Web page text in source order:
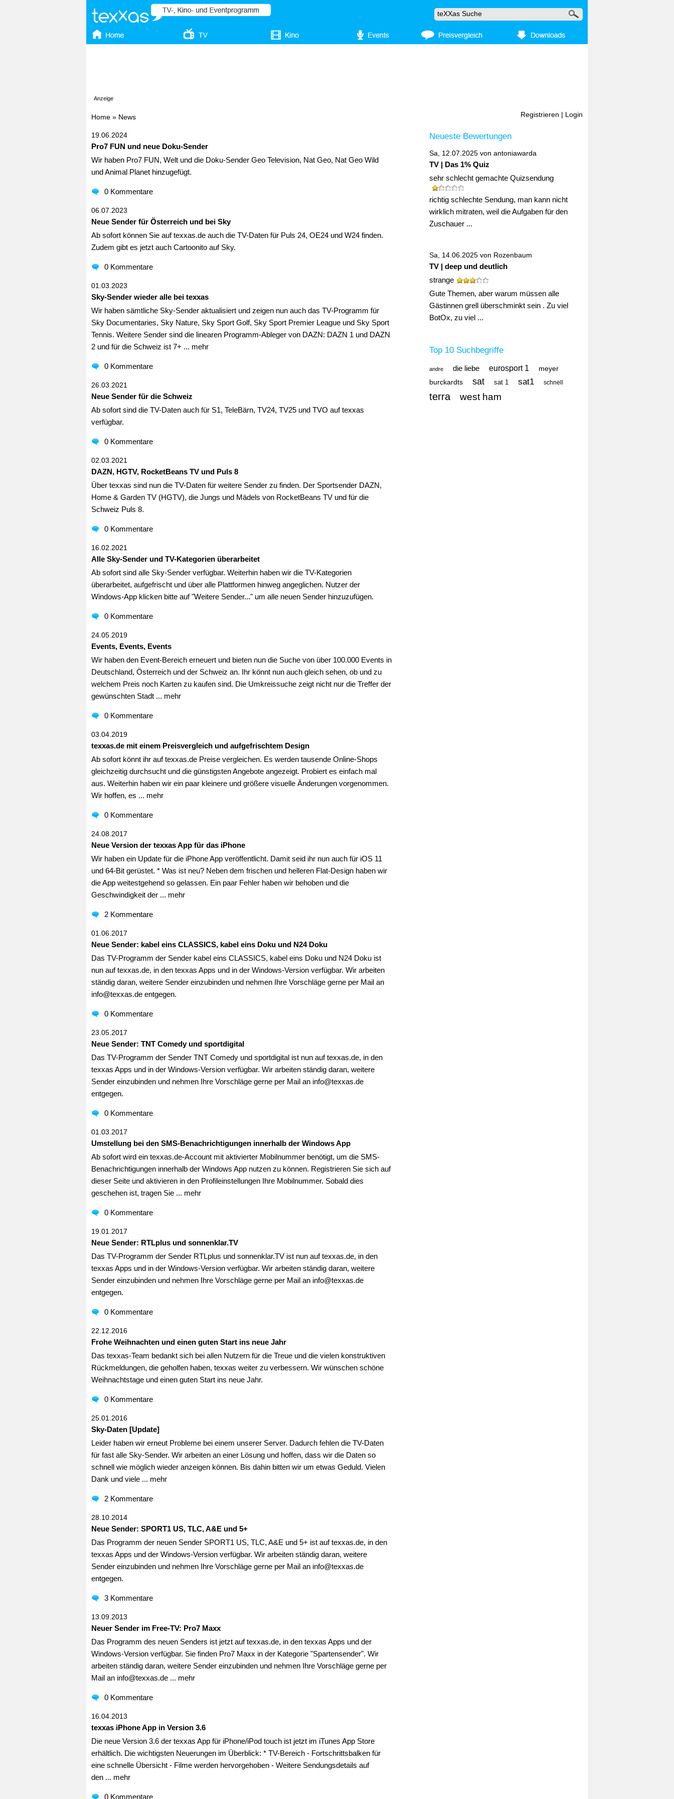
Anzeige
Home » News Registrieren Login
19.06.2024
Pro7 FUN und neue Doku-Sender
Wir haben Pro7 FUN, Welt und die Doku-Sender Geo Television, Nat Geo, Nat Geo Wild
und Animal Planet hinzugefügt.
0 Kommentare
06.07.2023
Neue Sender für Österreich und bei Sky
Ab sofort können Sie auf texxas.de auch die TV-Daten für Puls 24, OE24 und W24 finden.
Zudem gibt es jetzt auch Cartoonito auf Sky.
0 Kommentare
01.03.2023
Sky-Sender wieder alle bei texxas
Wir haben sämtliche Sky-Sender aktualisiert und zeigen nun auch das TV-Programm für
Sky Documentaries, Sky Nature, Sky Sport Golf, Sky Sport Premier League und Sky Sport
Tennis. Weitere Sender sind die linearen Programm-Ableger von DAZN: DAZN 1 und DAZN
2 und für die Schweiz ist 7+ ... mehr
0 Kommentare
26.03.2021
Neue Sender für die Schweiz
Ab sofort sind die TV-Daten auch für S1, TeleBärn, TV24, TV25 und TVO auf texxas
verfügbar.
0 Kommentare
02.03.2021
DAZN, HGTV, RocketBeans TV und Puls 8
Über texxas sind nun die TV-Daten für weitere Sender zu finden. Der Sportsender DAZN,
Home & Garden TV (HGTV), die Jungs und Mädels von RocketBeans TV und für die
Schweiz Puls 8.
0 Kommentare
16.02.2021
Alle Sky-Sender und TV-Kategorien überarbeitet
Ab sofort sind alle Sky-Sender verfügbar. Weiterhin haben wir die TV-Kategorien
überarbeitet, aufgefrischt und über alle Plattformen hinweg angeglichen. Nutzer der
Windows-App klicken bitte auf "Weitere Sender..." um alle neuen Sender hinzuzufügen.
0 Kommentare
24.05.2019
Events, Events, Events
Wir haben den Event-Bereich erneuert und bieten nun die Suche von über 100.000 Events in
Deutschland, Österreich und der Schweiz an. Ihr könnt nun auch gleich sehen, ob und zu
welchem Preis noch Karten zu kaufen sind. Die Umkreissuche zeigt nicht nur die Treffer der
gewünschten Stadt ... mehr
0 Kommentare
03.04.2019
texxas.de mit einem Preisvergleich und aufgefrischtem Design
Ab sofort könnt ihr auf texxas.de Preise vergleichen. Es werden tausende Online-Shops
gleichzeitig durchsucht und die günstigsten Angebote angezeigt. Probiert es einfach mal
aus. Weiterhin haben wir ein paar kleinere und größere visuelle Änderungen vorgenommen.
Wir hoffen, es ... mehr
0 Kommentare
24.08.2017
Neue Version der texxas App für das iPhone
Wir haben ein Update für die iPhone App veröffentlicht. Damit seid ihr nun auch für iOS 11
und 64-Bit gerüstet. * Was ist neu? Neben dem frischen und helleren Flat-Design haben wir
die App weitestgehend so gelassen. Ein paar Fehler haben wir behoben und die
Geschwindigkeit der ... mehr
2 Kommentare
01.06.2017
Neue Sender: kabel eins CLASSICS, kabel eins Doku und N24 Doku
Das TV-Programm der Sender kabel eins CLASSICS, kabel eins Doku und N24 Doku ist
nun auf texxas.de, in den texxas Apps und in der Windows-Version verfügbar. Wir arbeiten
ständig daran, weitere Sender einzubinden und nehmen Ihre Vorschläge gerne per Mail an
info@texxas.de entgegen.
0 Kommentare
23.05.2017
Neue Sender: TNT Comedy und sportdigital
Das TV-Programm der Sender TNT Comedy und sportdigital ist nun auf texxas.de, in den
texxas Apps und in der Windows-Version verfügbar. Wir arbeiten ständig daran, weitere
Sender einzubinden und nehmen Ihre Vorschläge gerne per Mail an info@texxas.de
entgegen.
0 Kommentare
01.03.2017
Umstellung bei den SMS-Benachrichtigungen innerhalb der Windows App
Ab sofort wird ein texxas.de-Account mit aktivierter Mobilnummer benötigt, um die SMS-
Benachrichtigungen innerhalb der Windows App nutzen zu können. Registrieren Sie sich auf
dieser Seite und aktivieren in den Profileinstellungen Ihre Mobilnummer. Sobald dies
geschehen ist, tragen Sie ... mehr
0 Kommentare
19.01.2017
Neue Sender: RTLplus und sonnenklar.TV
Das TV-Programm der Sender RTLplus und sonnenklar.TV ist nun auf texxas.de, in den
texxas Apps und in der Windows-Version verfügbar. Wir arbeiten ständig daran, weitere
Sender einzubinden und nehmen Ihre Vorschläge gerne per Mail an info@texxas.de
entgegen.
0 Kommentare
22.12.2016
Frohe Weihnachten und einen guten Start ins neue Jahr
Das texxas-Team bedankt sich bei allen Nutzern für die Treue und die vielen konstruktiven
Rückmeldungen, die geholfen haben, texxas weiter zu verbessern. Wir wünschen schöne
Weihnachtstage und einen guten Start ins neue Jahr.
0 Kommentare
25.01.2016
Sky-Daten [Update]
Leider haben wir erneut Probleme bei einem unserer Server. Dadurch fehlen die TV-Daten
für fast alle Sky-Sender. Wir arbeiten an einer Lösung und hoffen, dass wir die Daten so
schnell wie möglich wieder anzeigen können. Bis dahin bitten wir um etwas Geduld. Vielen
Dank und viele ... mehr
2 Kommentare
28.10.2014
Neue Sender: SPORT1 US, TLC, A&E und 5+
Das Programm der neuen Sender SPORT1 US, TLC, A&E und 5+ ist auf texxas.de, in den
texxas Apps und der Windows-Version verfügbar. Wir arbeiten ständig daran, weitere
Sender einzubinden und nehmen Ihre Vorschläge gerne per Mail an info@texxas.de
entgegen.
3 Kommentare
13.09.2013
Neuer Sender im Free-TV: Pro7 Maxx
Das Programm des neuen Senders ist jetzt auf texxas.de, in den texxas Apps und der
Windows-Version verfügbar. Sie finden Pro7 Maxx in der Kategorie "Spartensender". Wir
arbeiten ständig daran, weitere Sender einzubinden und nehmen Ihre Vorschläge gerne per
Mail an info@texxas.de ... mehr
0 Kommentare
16.04.2013
texxas iPhone App in Version 3.6
Die neue Version 3.6 der texxas App für iPhone/iPod touch ist jetzt im iTunes App Store
erhältlich. Die wichtigsten Neuerungen im Überblick: * TV-Bereich - Fortschrittsbalken für
eine schnelle Übersicht - Filme werden hervorgehoben - Weitere Sendungsdetails auf
den ... mehr
0 Kommentare
Neueste Bewertungen
Sa, 12.07.2025 von antoniawarda
TV | Das 1% Quiz
sehr schlecht gemachte Quizsendung
richtig schlechte Sendung, man kann nicht
wirklich mitraten, weil die Aufgaben für den
Zuschauer ...
Sa, 14.06.2025 von Rozenbaum
TV | deep und deutlich
strange
Gute Themen, aber warum müssen alle
Gästinnen grell überschminkt sein . Zu viel
BotOx, zu viel ...
Top 10 Suchbegriffe
andre die liebe eurosport 1
meyer
burckardts
sat sat 1 sat1 schnell
terra west ham